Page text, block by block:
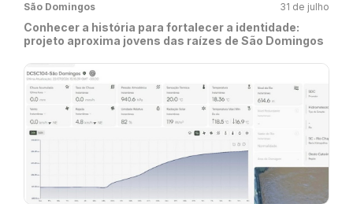
São Domingos 31 de julho
Conhecer a história para fortalecer a identidade:
projeto aproxima jovens das raízes de São Domingos